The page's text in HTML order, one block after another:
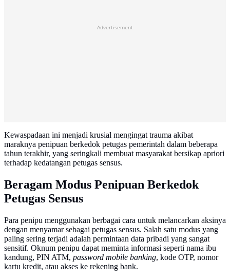
Advertisement
Kewaspadaan ini menjadi krusial mengingat trauma akibat
maraknya penipuan berkedok petugas pemerintah dalam beberapa
tahun terakhir, yang seringkali membuat masyarakat bersikap apriori
terhadap kedatangan petugas sensus.
Beragam Modus Penipuan Berkedok
Petugas Sensus
Para penipu menggunakan berbagai cara untuk melancarkan aksinya
dengan menyamar sebagai petugas sensus. Salah satu modus yang
paling sering terjadi adalah permintaan data pribadi yang sangat
sensitif. Oknum penipu dapat meminta informasi seperti nama ibu
kandung, PIN ATM, password mobile banking, kode OTP, nomor
kartu kredit, atau akses ke rekening bank.